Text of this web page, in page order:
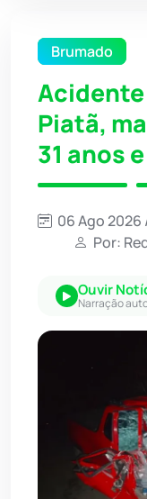
Brumado
Acidente
Piatã,
31 anos
06 Ago 2026
Por:
Ouvir
Narração